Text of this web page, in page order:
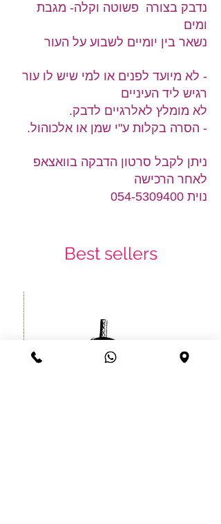
נדבק בצורה פשוטה וקלה- מגבת
ומים
נשאר בין יומיים לשבוע על העור
- לא מיועד לפנים או למי שיש לו עור
רגיש ליד העיניים
לא מומלץ לאלרגיים לדבק.
- הסרה בקלות ע"י שמן או אלכוהול.
ניתן לקבל סרטון הדבקה בוואצאפ
לאחר הרכישה
נוית 054-5309400
Best sellers